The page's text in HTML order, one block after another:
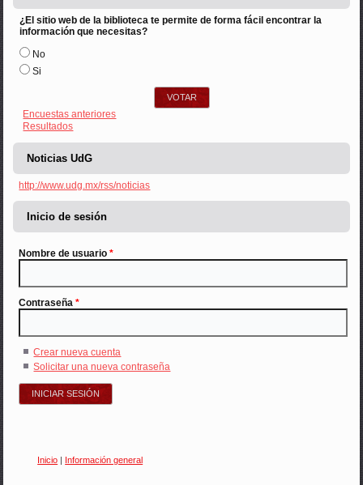
¿El sitio web de la biblioteca te permite de forma fácil encontrar la
información que necesitas?
Opciones
No
Si
Encuestas anteriores
Resultados
Noticias UdG
http://www.udg.mx/rss/noticias
Inicio de sesión
Nombre de usuario*
Contraseña*
Crear nueva cuenta
Solicitar una nueva contraseña
Inicio | Información general